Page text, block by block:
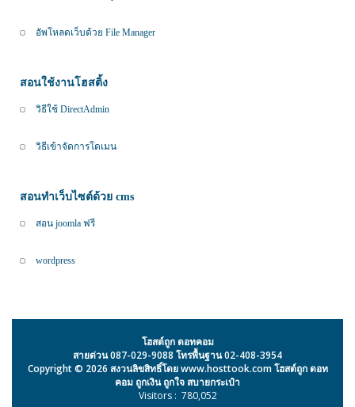
อัพโหลดเว็บด้วย File Manager
สอนใช้งานโฮสติ้ง
วิธีใช้ DirectAdmin
วิธีเข้าจัดการโดเมน
สอนทำเว็บไซต์ด้วย cms
สอน joomla ฟรี
wordpress
โฮสต์ถูก ดอทคอม
สายด่วน 087-029-9088 โทรพื้นฐาน 02-408-3954
Copyright © 2026 สงวนลิขสิทธิ์โดย www.hosttook.com โฮสต์ถูก ดอท
คอม ถูกเงิน ถูกใจ สบายกระเป๋า
Visitors : 780,052